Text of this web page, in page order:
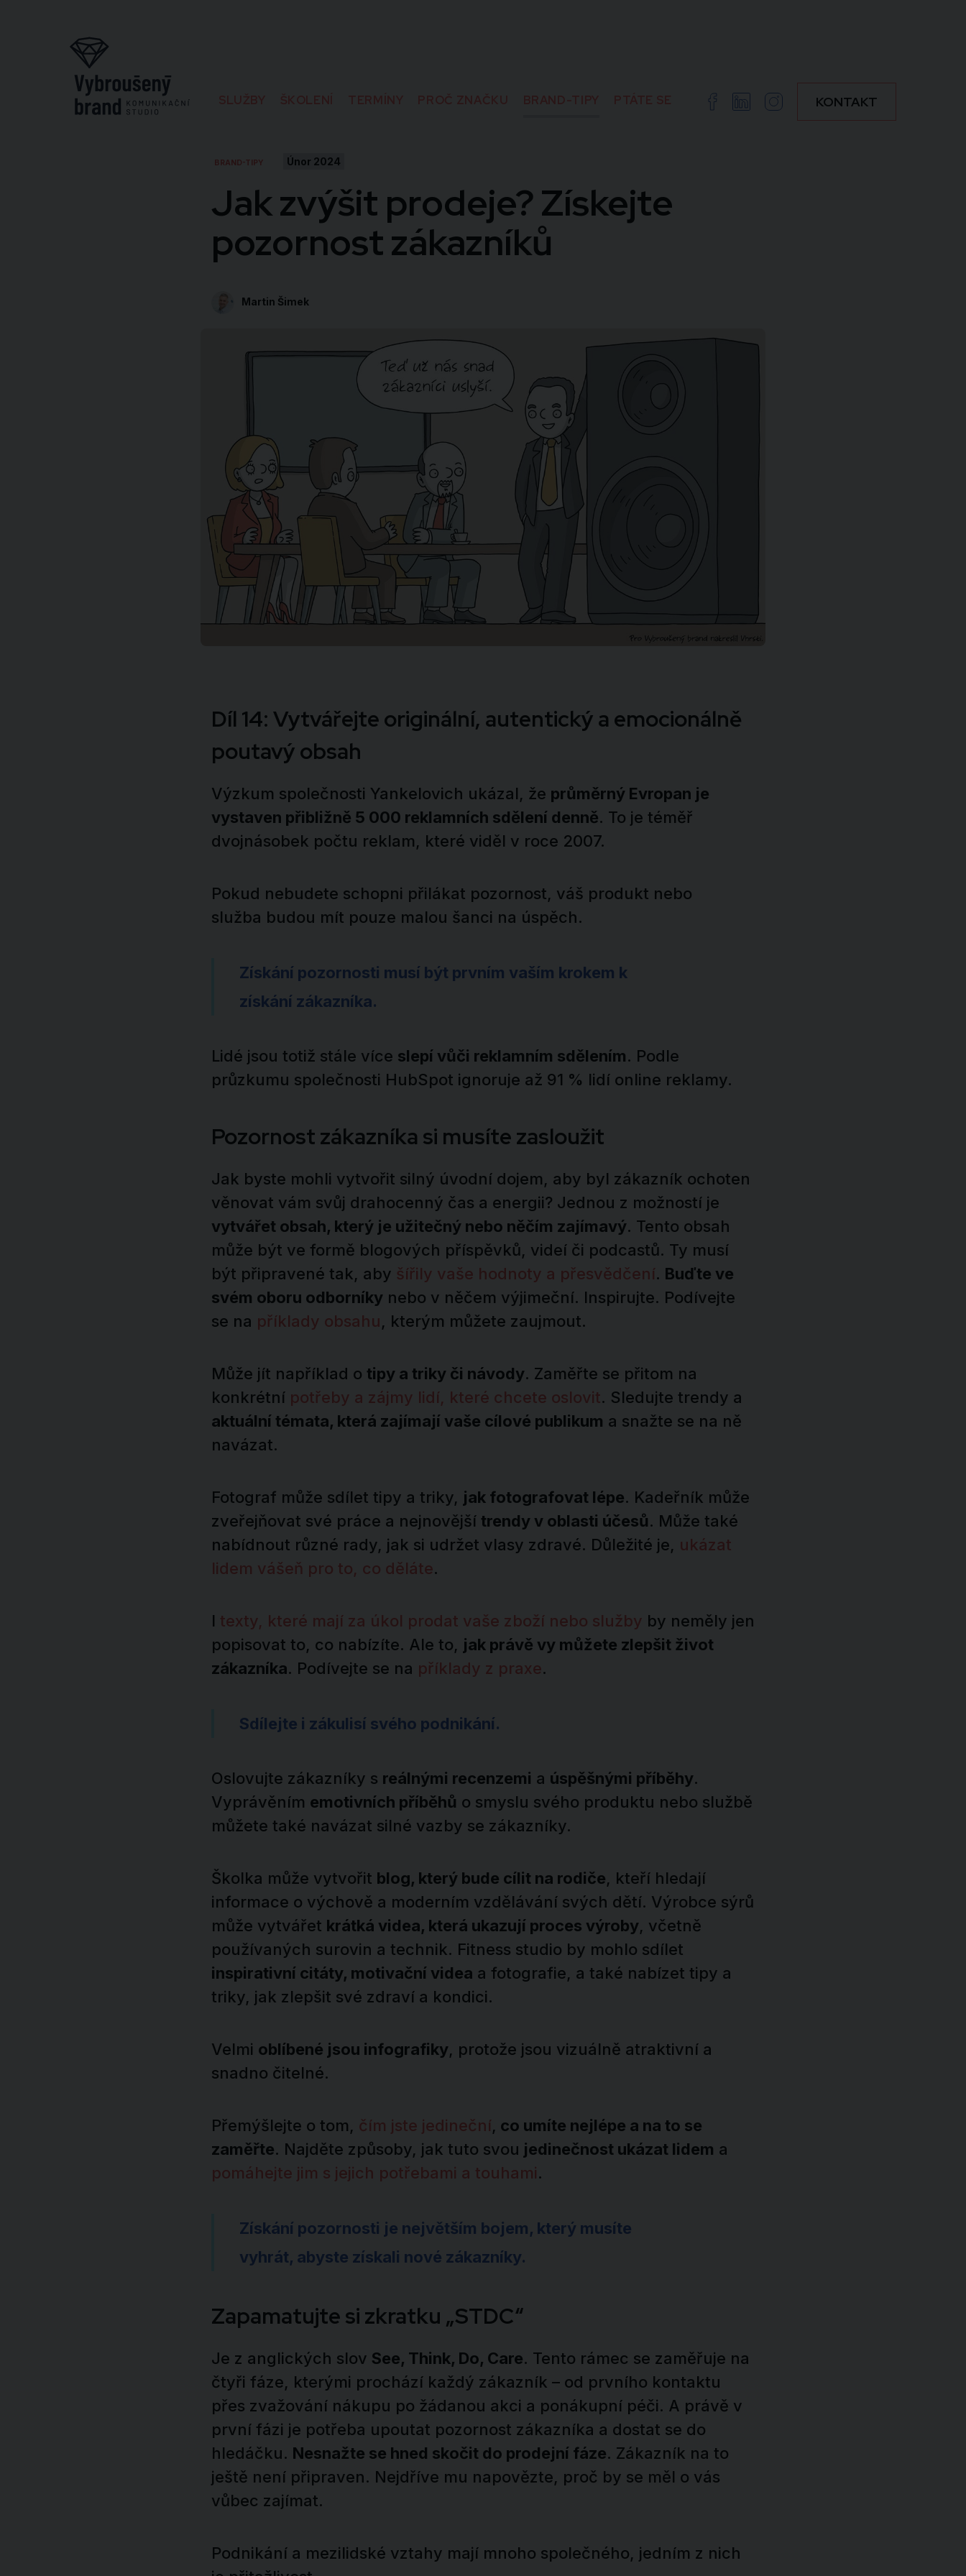
FacebookLinkedinInstagramKONTAKT
BRAND-TIPY Únor 2024
Jak zvýšit prodeje? Získejte
pozornost zákazníků
Martin Šimek
Díl 14: Vytvářejte originální, autentický a emocionálně
poutavý obsah
Výzkum společnosti Yankelovich ukázal, že průměrný Evropan je
vystaven přibližně 5 000 reklamních sdělení denně. To je téměř
dvojnásobek počtu reklam, které viděl v roce 2007.
Pokud nebudete schopni přilákat pozornost, váš produkt nebo
služba budou mít pouze malou šanci na úspěch.
Získání pozornosti musí být prvním vaším krokem k
získání zákazníka.
Lidé jsou totiž stále více slepí vůči reklamním sdělením. Podle
průzkumu společnosti HubSpot ignoruje až 91 % lidí online reklamy.
Pozornost zákazníka si musíte zasloužit
Jak byste mohli vytvořit silný úvodní dojem, aby byl zákazník ochoten
věnovat vám svůj drahocenný čas a energii? Jednou z možností je
vytvářet obsah, který je užitečný nebo něčím zajímavý. Tento obsah
může být ve formě blogových příspěvků, videí či podcastů. Ty musí
být připravené tak, aby šířily vaše hodnoty a přesvědčení. Buďte ve
svém oboru odborníkynebo v něčem výjimeční. Inspirujte. Podívejte
se na příklady obsahu, kterým můžete zaujmout.
Může jít například o tipy a triky či návody. Zaměřte se přitom na
konkrétní potřeby a zájmy lidí, které chcete oslovit. Sledujte trendy a
aktuální témata, která zajímají vaše cílové publikum a snažte se na ně
navázat.
Fotograf může sdílet tipy a triky, jak fotografovat lépe. Kadeřník může
zveřejňovat své práce a nejnovější trendy v oblasti účesů. Může také
nabídnout různé rady, jak si udržet vlasy zdravé. Důležité je, ukázat
lidem vášeň pro to, co děláte.
I texty, které mají za úkol prodat vaše zboží nebo služby by neměly jen
popisovat to, co nabízíte. Ale to, jak právě vy můžete zlepšit život
zákazníka. Podívejte se na příklady z praxe.
Sdílejte i zákulisí svého podnikání.
Oslovujte zákazníky s reálnými recenzemi a úspěšnými příběhy.
Vyprávěním emotivních příběhů o smyslu svého produktu nebo službě
můžete také navázat silné vazby se zákazníky.
Školka může vytvořit blog, který bude cílit na rodiče, kteří hledají
informace o výchově a moderním vzdělávání svých dětí. Výrobce sýrů
může vytvářet krátká videa, která ukazují proces výroby, včetně
používaných surovin a technik. Fitness studio by mohlo sdílet
inspirativní citáty, motivační videa a fotografie, a také nabízet tipy a
triky, jak zlepšit své zdraví a kondici.
Velmi oblíbené jsou infografiky, protože jsou vizuálně atraktivní a
snadno čitelné.
Přemýšlejte o tom, čím jste jedineční, co umíte nejlépe a na to se
zaměřte. Najděte způsoby, jak tuto svou jedinečnost ukázat lidem a
pomáhejte jim s jejich potřebami a touhami.
Získání pozornosti je největším bojem, který musíte
vyhrát, abyste získali nové zákazníky.
Zapamatujte si zkratku „STDC“
Je z anglických slov See, Think, Do, Care. Tento rámec se zaměřuje na
čtyři fáze, kterými prochází každý zákazník – od prvního kontaktu
přes zvažování nákupu po žádanou akci a ponákupní péči. A právě v
první fázi je potřeba upoutat pozornost zákazníka a dostat se do
hledáčku. Nesnažte se hned skočit do prodejní fáze. Zákazník na to
ještě není připraven. Nejdříve mu napovězte, proč by se měl o vás
vůbec zajímat.
Podnikání a mezilidské vztahy mají mnoho společného, jedním z nich